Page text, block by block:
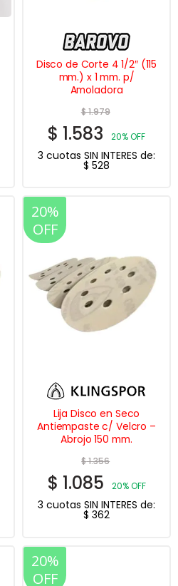
Disco de Corte 4 1/2″ (115
mm.) x 1 mm. p/
Amoladora
$1.979
$ 1.583 20% OFF
3 cuotas SIN INTERES de:
$ 528
20%
OFF
Lija Disco en Seco
Antiempaste c/ Velcro –
Abrojo 150 mm.
$1.356
$ 1.085 20% OFF
3 cuotas SIN INTERES de:
$ 362
20%
OFF